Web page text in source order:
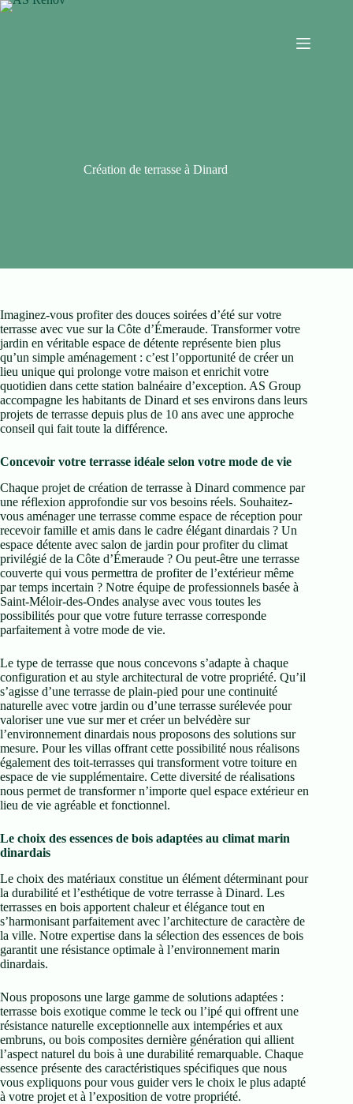
Création de terrasse à Dinard
Imaginez-vous profiter des douces soirées d’été sur votre
terrasse avec vue sur la Côte d’Émeraude. Transformer votre
jardin en véritable espace de détente représente bien plus
qu’un simple aménagement : c’est l’opportunité de créer un
lieu unique qui prolonge votre maison et enrichit votre
quotidien dans cette station balnéaire d’exception. AS Group
accompagne les habitants de Dinard et ses environs dans leurs
projets de terrasse depuis plus de 10 ans avec une approche
conseil qui fait toute la différence.
Concevoir votre terrasse idéale selon votre mode de vie
Chaque projet de création de terrasse à Dinard commence par
une réflexion approfondie sur vos besoins réels. Souhaitez-
vous aménager une terrasse comme espace de réception pour
recevoir famille et amis dans le cadre élégant dinardais ? Un
espace détente avec salon de jardin pour profiter du climat
privilégié de la Côte d’Émeraude ? Ou peut-être une terrasse
couverte qui vous permettra de profiter de l’extérieur même
par temps incertain ? Notre équipe de professionnels basée à
Saint-Méloir-des-Ondes analyse avec vous toutes les
possibilités pour que votre future terrasse corresponde
parfaitement à votre mode de vie.
Le type de terrasse que nous concevons s’adapte à chaque
configuration et au style architectural de votre propriété. Qu’il
s’agisse d’une terrasse de plain-pied pour une continuité
naturelle avec votre jardin ou d’une terrasse surélevée pour
valoriser une vue sur mer et créer un belvédère sur
l’environnement dinardais nous proposons des solutions sur
mesure. Pour les villas offrant cette possibilité nous réalisons
également des toit-terrasses qui transforment votre toiture en
espace de vie supplémentaire. Cette diversité de réalisations
nous permet de transformer n’importe quel espace extérieur en
lieu de vie agréable et fonctionnel.
Le choix des essences de bois adaptées au climat marin
dinardais
Le choix des matériaux constitue un élément déterminant pour
la durabilité et l’esthétique de votre terrasse à Dinard. Les
terrasses en bois apportent chaleur et élégance tout en
s’harmonisant parfaitement avec l’architecture de caractère de
la ville. Notre expertise dans la sélection des essences de bois
garantit une résistance optimale à l’environnement marin
dinardais.
Nous proposons une large gamme de solutions adaptées :
terrasse bois exotique comme le teck ou l’ipé qui offrent une
résistance naturelle exceptionnelle aux intempéries et aux
embruns, ou bois composites dernière génération qui allient
l’aspect naturel du bois à une durabilité remarquable. Chaque
essence présente des caractéristiques spécifiques que nous
vous expliquons pour vous guider vers le choix le plus adapté
à votre projet et à l’exposition de votre propriété.